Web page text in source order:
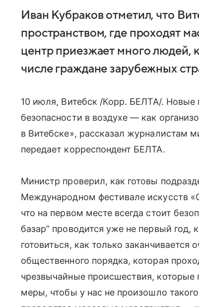
Иван Кубраков отметил, что
пространством, где проходят
центр приезжает много людей,
числе граждане зарубежных
10 июля, Витебск /Корр. БЕЛТА/.
безопасности в воздухе — как
в Витебске», рассказал журналистам
передает корреспондент БЕЛТА.
Министр проверил, как готовы
Международном фестивале искусств
что на первом месте всегда стоит
базар” проводится уже не первый
готовиться, как только
общественного порядка, которая
чрезвычайные происшествия,
меры, чтобы у нас не произошло